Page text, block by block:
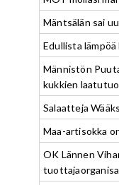
Mäntsälän sai
Edullista
Männistön
kukkien
Salaatteja
Maa-artisokka
OK Lännen